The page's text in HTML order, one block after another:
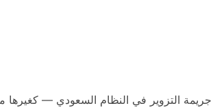
جريمة التزوير في النظام السعودي —